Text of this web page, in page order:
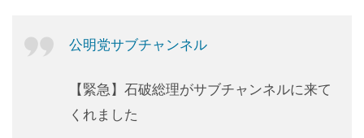
公明党サブチャンネル
【緊急】石破総理がサブチャンネルに来て
くれました